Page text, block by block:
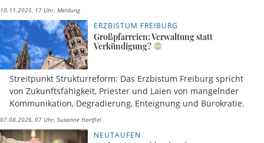
10.11.2025, 17 Uhr Meldung
ERZBISTUM FREIBURG
Großpfarreien: Verwaltung statt
Verkündigung?
Streitpunkt Strukturreform: Das Erzbistum Freiburg spricht
von Zukunftsfähigkeit, Priester und Laien von mangelnder
Kommunikation, Degradierung, Enteignung und Bürokratie.
07.08.2026, 07 Uhr Susanne Hartfiel
NEUTAUFEN